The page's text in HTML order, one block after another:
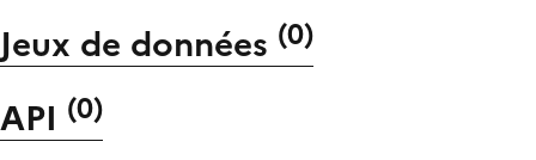
Jeux de données (0)
API (0)